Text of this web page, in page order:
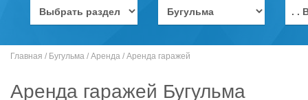
. .
Главная / Бугульма / Аренда / Аренда гаражей
Аренда гаражей Бугульма